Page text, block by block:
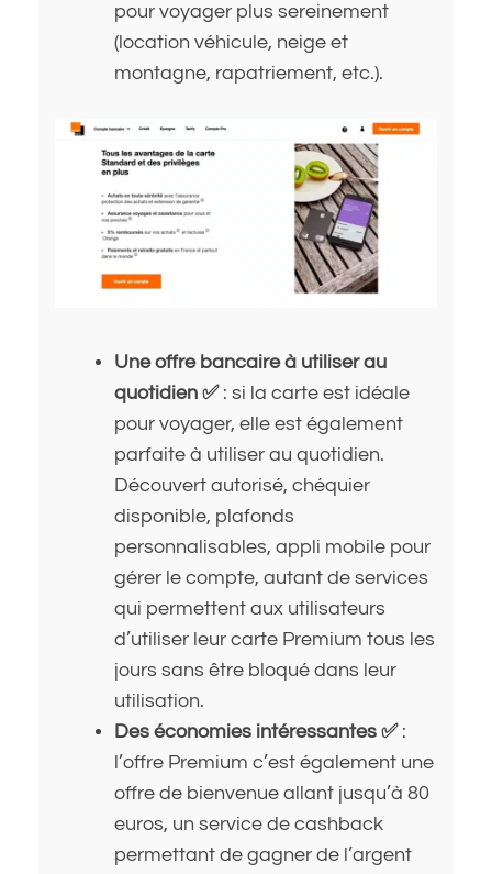
pour voyager plus sereinement
(location véhicule, neige et
montagne, rapatriement, etc.).
Une offre bancaire à utiliser au
quotidien ✅: si la carte est idéale
pour voyager, elle est également
parfaite à utiliser au quotidien.
Découvert autorisé, chéquier
disponible, plafonds
personnalisables, appli mobile pour
gérer le compte, autant de services
qui permettent aux utilisateurs
d’utiliser leur carte Premium tous les
jours sans être bloqué dans leur
utilisation.
Des économies intéressantes ✅:
l’offre Premium c’est également une
offre de bienvenue allant jusqu’à 80
euros, un service de cashback
permettant de gagner de l’argent